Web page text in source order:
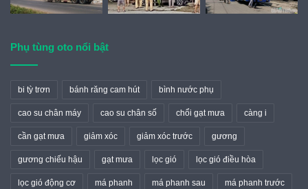
Phụ tùng oto nổi bật
bi tỳ trơn bánh răng cam hút bình nước phụ
cao su chân máy cao su chân số chổi gạt mưa càng i
cần gạt mưa giảm xóc giảm xóc trước gương
gương chiếu hậu gạt mưa lọc gió lọc gió điều hòa
lọc gió động cơ má phanh má phanh sau má phanh trước